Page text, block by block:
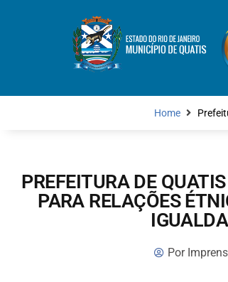
Home
PREFEITURA DE
PARA RELAÇÕES
Por